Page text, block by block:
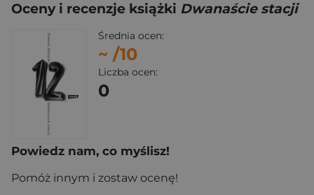
Oceny i recenzje książki Dwanaście stacji
Średnia ocen:
~ /10
Liczba ocen:
0
Powiedz nam, co myślisz!
Pomóż innym i zostaw ocenę!